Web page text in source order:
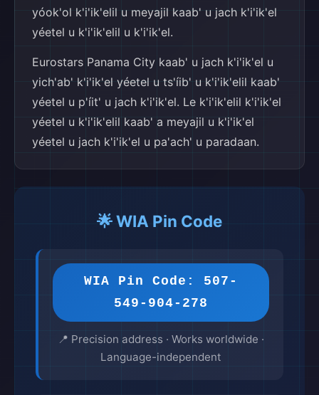
yóok'ol k'i'ik'elil u meyajil kaab' u jach k'i'ik'el
yéetel u k'i'ik'elil u k'i'ik'el.
Eurostars Panama City kaab' u jach k'i'ik'el u
yich'ab' k'i'ik'el yéetel u ts'íib' u k'i'ik'elil kaab'
yéetel u p'íit' u jach k'i'ik'el. Le k'i'ik'elil k'i'ik'el
yéetel u k'i'ik'elil kaab' a meyajil u k'i'ik'el
yéetel u jach k'i'ik'el u pa'ach' u paradaan.
🌟 WIA Pin Code
WIA Pin Code: 507-
549-904-278
📍 Precision address · Works worldwide ·
Language-independent